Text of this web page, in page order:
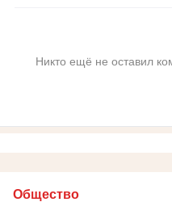
Никто ещё не оставил
Общество